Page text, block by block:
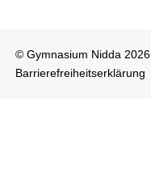
© Gymnasium Nidda 2026
Barrierefreiheitserklärung